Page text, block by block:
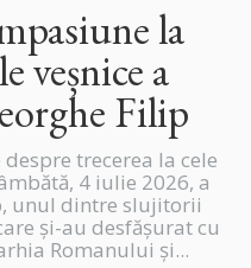
la
veșnice a
Filip
trecerea la cele
4 iulie 2026, a
unul dintre slujitorii
și-au desfășurat cu
Romanului și...